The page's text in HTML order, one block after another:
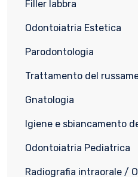
Filler labbra
Odontoiatria Estetica
Parodontologia
Trattamento del
Gnatologia
Igiene e sbiancamento
Odontoiatria Pediatrica
Radiografia intraorale /